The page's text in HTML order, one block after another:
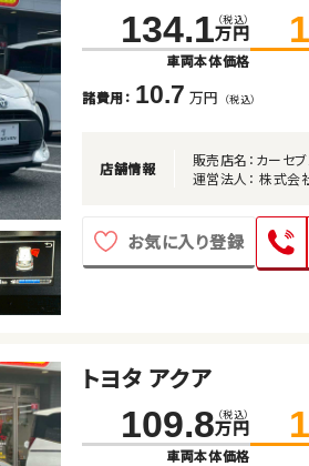
134.1 （税込）
万円
車両本体価格
諸費用： 10.7 万円 （税込）
店舗情報
販売店名：カーセ
運営法人： 株式会
お気に入り登録
トヨタ アクア
109.8 （税込）
万円
車両本体価格